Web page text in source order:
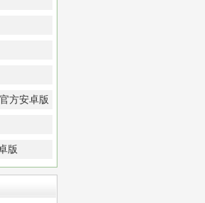
方安卓版
版